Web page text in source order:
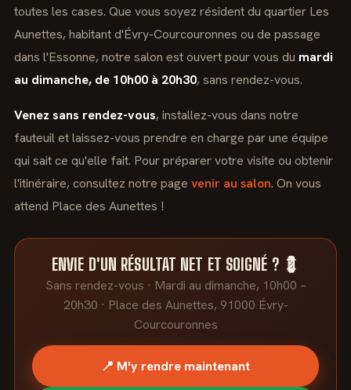
toutes les cases. Que vous soyez résident du quartier Les
Aunettes, habitant d'Évry-Courcouronnes ou de passage
dans l'Essonne, notre salon est ouvert pour vous du mardi
au dimanche, de 10h00 à 20h30, sans rendez-vous.
Venez sans rendez-vous, installez-vous dans notre
fauteuil et laissez-vous prendre en charge par une équipe
qui sait ce qu'elle fait. Pour préparer votre visite ou obtenir
l'itinéraire, consultez notre page venir au salon. On vous
attend Place des Aunettes !
ENVIE D'UN RÉSULTAT NET ET SOIGNÉ ? 💈
Sans rendez-vous · Mardi au dimanche, 10h00 –
20h30 · Place des Aunettes, 91000 Évry-
Courcouronnes
📍 M'y rendre maintenant